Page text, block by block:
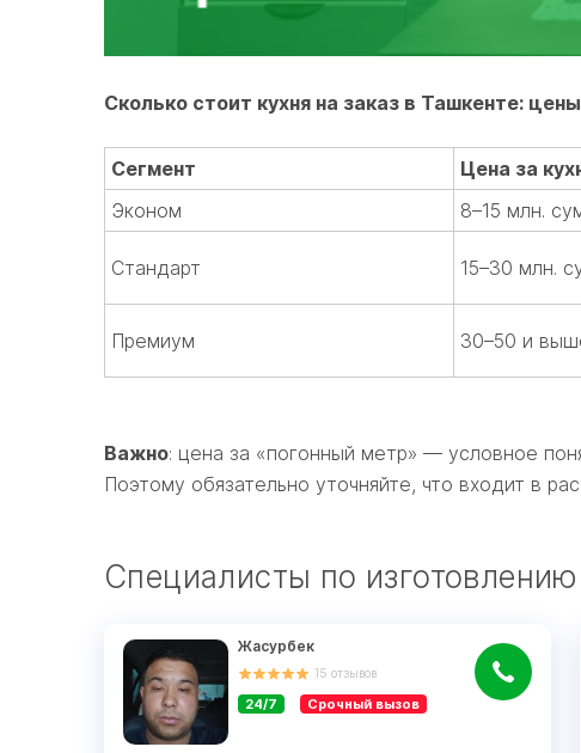
Сколько стоит кухня на заказ в Ташкенте:
Сегмент Цена за
Эконом
8–15 млн.
Стандарт 15–30 млн.
Премиум 30–50 и
Важно: цена за «погонный метр» — условное
Поэтому обязательно уточняйте, что входит в
Специалисты по изготовлению
Жасурбек
15 отзывов
24/7 Срочный вызов